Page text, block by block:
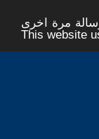
مرة اخرى -
This website